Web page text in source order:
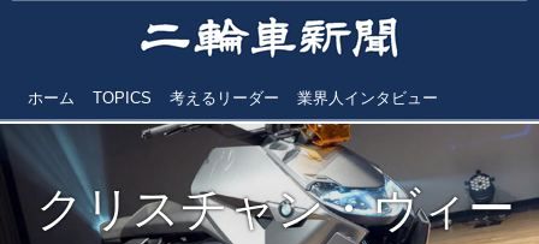
ホーム TOPICS 考えるリーダー 業界人インタビュー
クリスチャン・ヴィー